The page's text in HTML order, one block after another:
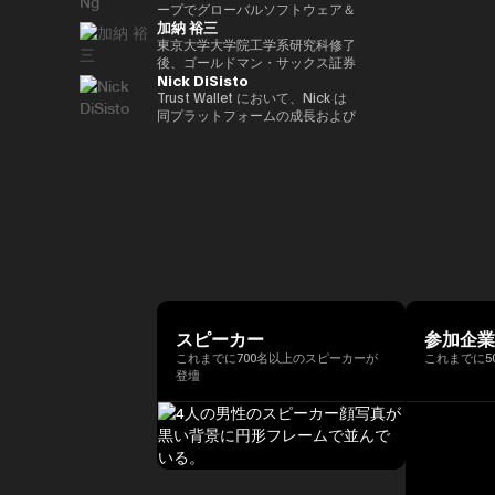
資産の可能性を明確に見据えた
Yat氏は、Animoca Brandsをブ
ロックチェーン、ゲーム、NFT、
そしてオープン・メタバース分野
におけるリーダー的地位へと迅速
に導きました。Animoca Brands
はNFTを中心とした複数の子会社
Entrepreneur of the Year」、さ
らにCointelegraphによる「ブロ
ックチェーン業界で注目すべき
100人」の一人にも選ばれていま
す。 また、Yat氏はクラシック音
楽の正式な訓練を受けた音楽家で
もあり、BAFTA（英国映画テレ
ビ芸術アカデミー）のアドバイザ
リーボードメンバー、ならびに
Asian Youth Orchestraの理事も
れている。 ターピンは2015年に
「ビットコイン四季モデル
（Four Seasons of Bitcoin）」
を開発した人物でもあり、2024
年に Skyhorse Publishing から
刊行された著書『Bitcoin
Supercycle』は高い評価を受
明期におけるマーケティングの先
駆者として、The Motley Fool、
America Online Greenhouse、
Earthlink の立ち上げをはじめ、
数十に及ぶ著名なインターネット
ブランドの成長に関与した。 学
歴としては、ニューヨーク州立大
学バッファロー校にてクリエイテ
ィブ・ライティングの修士号を取
得。シラキュース大学にて二つの
（バーゼル規制担当）、国際局企
画役等を歴任。財務省では国際機
構課企画官として国際金融
（FATF、FSB等）を担当。 一橋
大学法学部卒業。ハーバード大学
でComputer Science for AIを履
修。
経済・金融関係のさらなる強化に
取り組んでいます。 中央銀行、
銀行監督当局、ならびに欧州中央
銀行（ECB）や欧州投資銀行
（EIB）を含む国際金融機関にお
いて15年以上の経験を有し、金
融規制、ガバナンス、コンプライ
2022年 ソニー銀行入社、現在は
ソニー銀行 DX事業企画部長とし
てweb3関連の新規事業企画を推
進。
ィング業務に従事。 その後、株
式会社松尾研究所に参画し、機械
学習プロジェクトの企画から
PoC、開発を一貫して担当。
2022年より同社取締役に就任、
また生成AIに特化したVCファン
ドを新設。
ープでグローバルソフトウェア＆
マネージドサービスビジネスを率
いています。彼は、戦略的な
Microsoft Cloud Solution
Provider（CSP）プログラムを推
進し、Microsoftと連携して関連
するサービスソリューション全体
主要なインターネット企業とのレ
ノボのパートナーシップをグロー
バルにリードしてきました。ま
た、戦略的なAR/VRパートナー
シップも推進しました。
Terence Ngは、ソニーエレクト
ロニクス、ヒューレット・パッカ
ード、Navteq Corporation、ノ
キアなどの主要なテクノロジーブ
ランドで、マーケティング、製品
加納 裕三
東京大学大学院工学系研究科修了
後、ゴールドマン・サックス証券
株式会社等を経て、2014年に株
式会社bitFlyerを共同創業。
bitFlyer創業以降、暗号資産の国
産等取引業協会：JVCEA）を発
起人として設立。内閣官房主催の
官民データ活用推進基本計画実行
委員会にも有識者として出席。
現在、株式会社bitFlyer
Holdings代表取締役CEO、株式
会社bitFlyer 代表取締役、株式会
社bitFlyer Blockchain代表取締
役、bitFlyer USA, Inc.の
Director、株式会社Custodiem
Nick DiSisto
Trust Wallet において、Nick は
同プラットフォームの成長および
使いやすく、安全で、スケーラブ
ルなものにすることを目的として
いる。 Nick は、プロダクト、セ
キュリティ、エンジニアリング、
マーケティングといった各部門と
密接に連携しながら、ユーザー体
験とブロックチェーン技術の交差
点におけるイノベーションを推進
している。 「コードを現実世界
の価値へと変換する」ことに重点
スピーカー
これまでに700名以上のスピーカーが
登壇
参加企業
これまでに